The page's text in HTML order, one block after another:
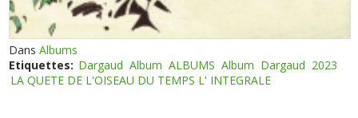
DansAlbums
Etiquettes: Dargaud Album ALBUMS Album Dargaud 2023
LA QUETE DE L'OISEAU DU TEMPS L' INTEGRALE